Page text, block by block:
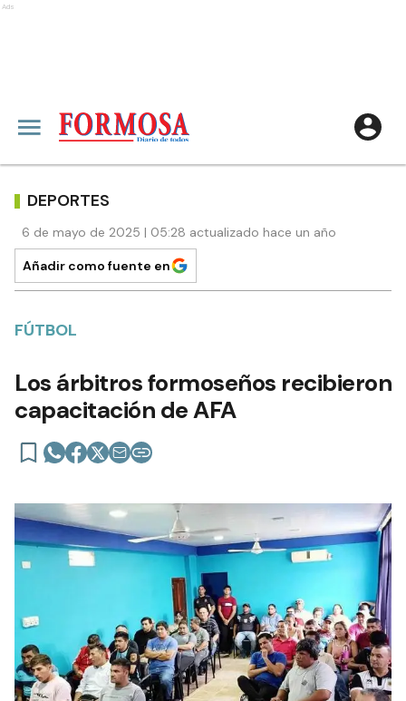
Ads
DEPORTES
6 de mayo de 2025 | 05:28 actualizado hace un año
Añadir como fuente en
FÚTBOL
Los árbitros formoseños recibieron
capacitación de AFA